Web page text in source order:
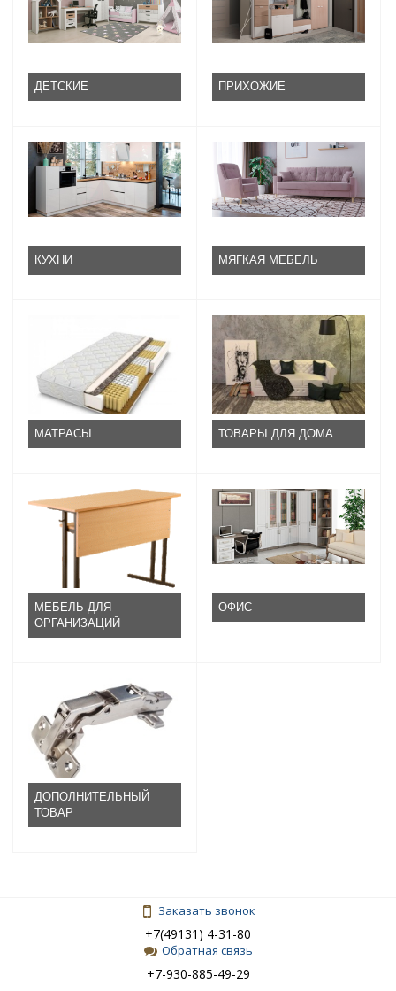
ДЕТСКИЕ ПРИХОЖИЕ
КУХНИ МЯГКАЯ МЕБЕЛЬ
МАТРАСЫ ТОВАРЫ ДЛЯ ДОМА
МЕБЕЛЬ ДЛЯ
ОРГАНИЗАЦИЙ
ОФИС
ДОПОЛНИТЕЛЬНЫЙ
ТОВАР
Заказать звонок
+7(49131) 4-31-80
Обратная связь
+7-930-885-49-29